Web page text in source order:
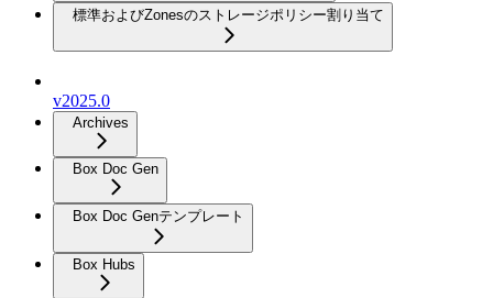
標準およびZonesのストレージポリシー割り当て
v2025.0
Archives
Box Doc Gen
Box Doc Genテンプレート
Box Hubs